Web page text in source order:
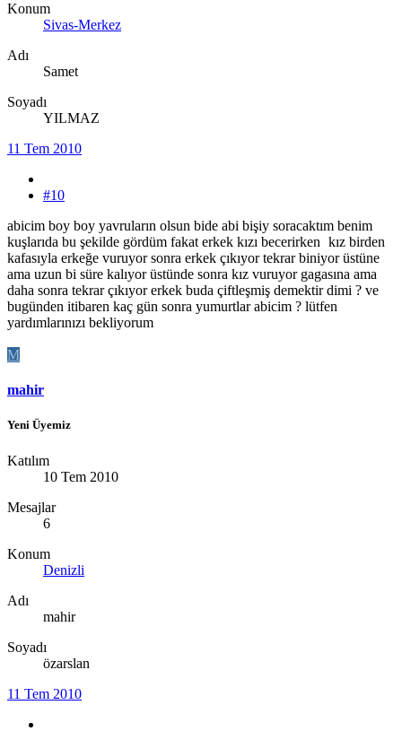
Konum
Sivas-Merkez
Adı
Samet
Soyadı
YILMAZ
11 Tem 2010
#10
abicim boy boy yavruların olsun bide abi bişiy soracaktım benim
kuşlarıda bu şekilde gördüm fakat erkek kızı becerirken kız birden
kafasıyla erkeğe vuruyor sonra erkek çıkıyor tekrar biniyor üstüne
ama uzun bi süre kalıyor üstünde sonra kız vuruyor gagasına ama
daha sonra tekrar çıkıyor erkek buda çiftleşmiş demektir dimi ? ve
bugünden itibaren kaç gün sonra yumurtlar abicim ? lütfen
yardımlarınızı bekliyorum
M
mahir
Yeni Üyemiz
Katılım
10 Tem 2010
Mesajlar
6
Konum
Denizli
Adı
mahir
Soyadı
özarslan
11 Tem 2010